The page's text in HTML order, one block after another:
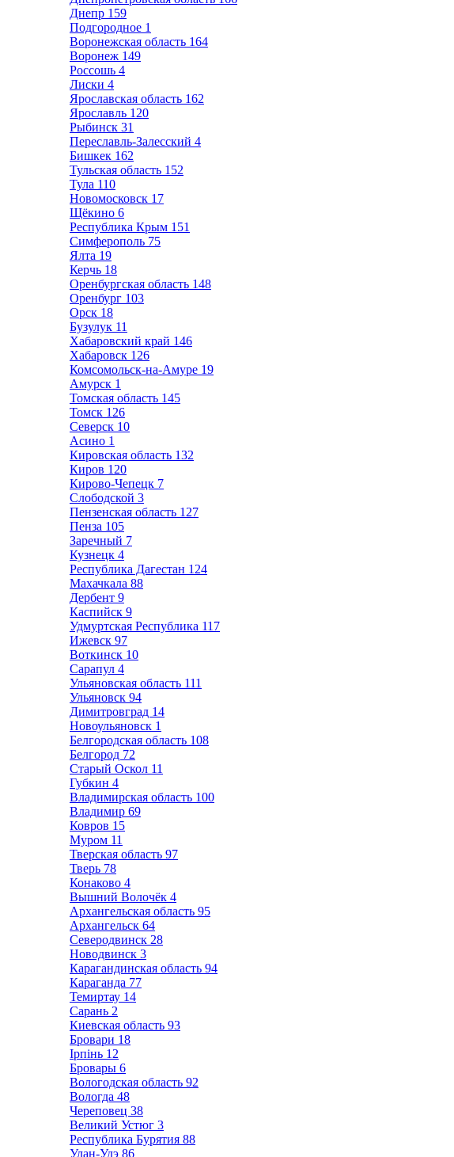
Днепр 159
Подгородное 1
Воронежская область 164
Воронеж 149
Россошь 4
Лиски 4
Ярославская область 162
Ярославль 120
Рыбинск 31
Переславль-Залесский 4
Бишкек 162
Тульская область 152
Тула 110
Новомосковск 17
Щёкино 6
Республика Крым 151
Симферополь 75
Ялта 19
Керчь 18
Оренбургская область 148
Оренбург 103
Орск 18
Бузулук 11
Хабаровский край 146
Хабаровск 126
Комсомольск-на-Амуре 19
Амурск 1
Томская область 145
Томск 126
Северск 10
Асино 1
Кировская область 132
Киров 120
Кирово-Чепецк 7
Слободской 3
Пензенская область 127
Пенза 105
Заречный 7
Кузнецк 4
Республика Дагестан 124
Махачкала 88
Дербент 9
Каспийск 9
Удмуртская Республика 117
Ижевск 97
Воткинск 10
Сарапул 4
Ульяновская область 111
Ульяновск 94
Димитровград 14
Новоульяновск 1
Белгородская область 108
Белгород 72
Старый Оскол 11
Губкин 4
Владимирская область 100
Владимир 69
Ковров 15
Муром 11
Тверская область 97
Тверь 78
Конаково 4
Вышний Волочёк 4
Архангельская область 95
Архангельск 64
Северодвинск 28
Новодвинск 3
Карагандинская область 94
Караганда 77
Темиртау 14
Сарань 2
Киевская область 93
Бровари 18
Ірпінь 12
Бровары 6
Вологодская область 92
Вологда 48
Череповец 38
Великий Устюг 3
Республика Бурятия 88
Улан-Удэ 86